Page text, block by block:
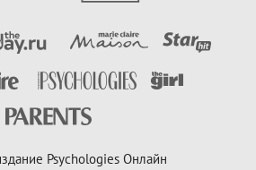
Psychologies Онлайн